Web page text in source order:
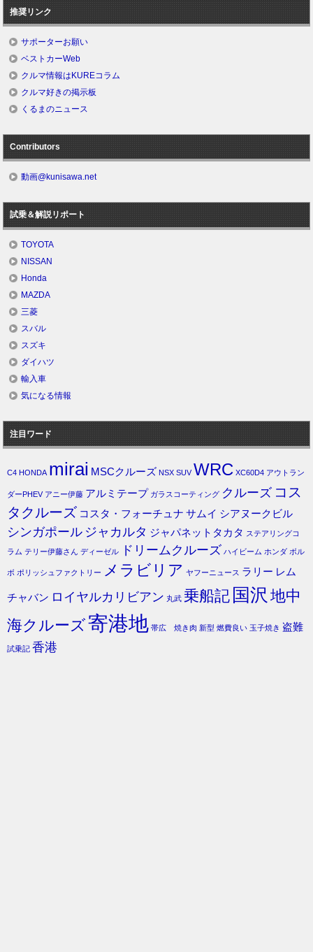
推奨リンク
サポーターお願い
ベストカーWeb
クルマ情報はKUREコラム
クルマ好きの掲示板
くるまのニュース
Contributors
動画@kunisawa.net
試乗＆解説リポート
TOYOTA
NISSAN
Honda
MAZDA
三菱
スバル
スズキ
ダイハツ
輸入車
気になる情報
注目ワード
C4 HONDA mirai MSCクルーズ NSX SUV WRC XC60D4 アウトラン
ダーPHEV アニー伊藤 アルミテープ ガラスコーティング クルーズ コス
タクルーズ コスタ・フォーチュナ サムイ シアヌークビル
シンガポール ジャカルタ ジャパネットタカタ ステアリングコ
ラム テリー伊藤さん ディーゼル ドリームクルーズ ハイビーム ホンダ ボル
ボ ポリッシュファクトリー メラビリア ヤフーニュース ラリー レム
チャバン ロイヤルカリビアン 丸武 乗船記 国沢 地中
海クルーズ寄港地 帯広 焼き肉 新型 燃費良い 玉子焼き 盗難
試乗記 香港